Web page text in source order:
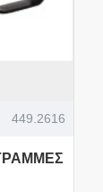
449.2616